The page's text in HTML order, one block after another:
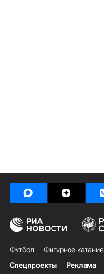
Футбол Фигурное катание
Спецпроекты
Реклама